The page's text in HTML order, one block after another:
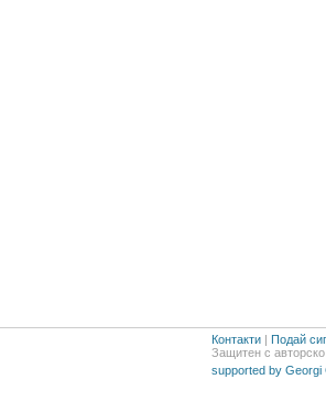
Контакти | Подай
Защитен с
supported by Georgi